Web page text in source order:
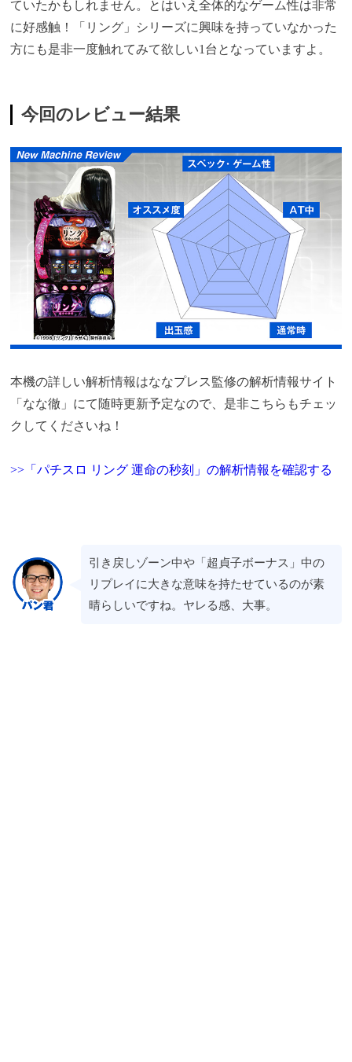
ていたかもしれません。とはいえ全体的なゲーム性は非常
に好感触！「リング」シリーズに興味を持っていなかった
方にも是非一度触れてみて欲しい1台となっていますよ。
今回のレビュー結果
本機の詳しい解析情報はななプレス監修の解析情報サイト
「なな徹」にて随時更新予定なので、是非こちらもチェッ
クしてくださいね！
>>「パチスロ リング 運命の秒刻」の解析情報を確認する
引き戻しゾーン中や「超貞子ボーナス」中の
リプレイに大きな意味を持たせているのが素
晴らしいですね。ヤレる感、大事。